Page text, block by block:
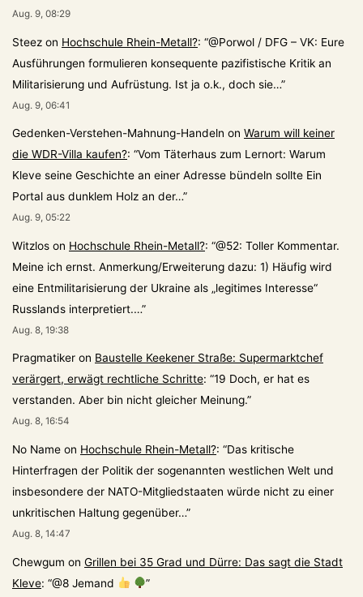
Aug. 9, 08:29
Steez on Hochschule Rhein-Metall?: “@Porwol / DFG – VK: Eure
Ausführungen formulieren konsequente pazifistische Kritik an
Militarisierung und Aufrüstung. Ist ja o.k., doch sie…”
Aug. 9, 06:41
Gedenken-Verstehen-Mahnung-Handeln on Warum will keiner
die WDR-Villa kaufen?: “Vom Täterhaus zum Lernort: Warum
Kleve seine Geschichte an einer Adresse bündeln sollte Ein
Portal aus dunklem Holz an der…”
Aug. 9, 05:22
Witzlos on Hochschule Rhein-Metall?: “@52: Toller Kommentar.
Meine ich ernst. Anmerkung/Erweiterung dazu: 1) Häufig wird
eine Entmilitarisierung der Ukraine als „legitimes Interesse“
Russlands interpretiert.…”
Aug. 8, 19:38
Pragmatiker on Baustelle Keekener Straße: Supermarktchef
verärgert, erwägt rechtliche Schritte: “19 Doch, er hat es
verstanden. Aber bin nicht gleicher Meinung.”
Aug. 8, 16:54
No Name on Hochschule Rhein-Metall?: “Das kritische
Hinterfragen der Politik der sogenannten westlichen Welt und
insbesondere der NATO-Mitgliedstaaten würde nicht zu einer
unkritischen Haltung gegenüber…”
Aug. 8, 14:47
Chewgum on Grillen bei 35 Grad und Dürre: Das sagt die Stadt
Kleve: “@8 Jemand ”